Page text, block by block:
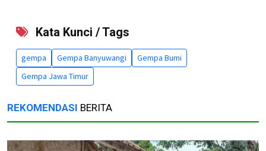
Kata Kunci / Tags
gempa Gempa Banyuwangi
Gempa Bumi
Gempa Jawa Timur
REKOMENDASI BERITA